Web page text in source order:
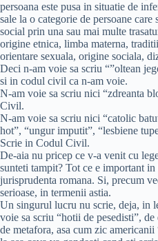
persoana este pusa in situatie de
sale la o categorie de persoane
social prin una sau mai multe
origine etnica, limba materna,
orientare sexuala, origine sociala,
Deci n-am voie sa scriu “”oltean
si in codul civil ca n-am voie.
N-am voie sa scriu nici “zdreanta
Civil.
N-am voie sa scriu nici “catolic
hot”, “ungur imputit”, “lesbiene
Scrie in Codul Civil.
De-aia nu pricep ce v-a venit cu
sunteti tampit? Tot ce e important
jurisprudenta romana. Si, precum
serioase, in termenii astia.
Un singurul lucru nu scrie, deja, in
voie sa scriu “hotii de pesedisti”,
de metafora, asa cum zic